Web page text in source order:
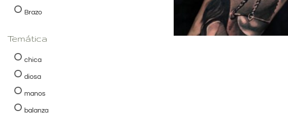
Brazo
Temática
chica
diosa
manos
balanza